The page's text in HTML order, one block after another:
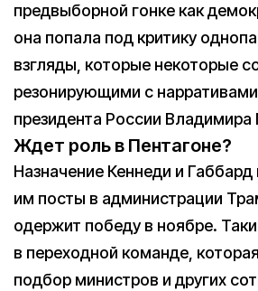
предвыборной гонке как
она попала под критику
взгляды, которые некоторые
резонирующими с
президента России Владимира
Ждет роль в Пентагоне?
Назначение Кеннеди и Габбард
им посты в администрации
одержит победу в ноябре.
в переходной команде,
подбор министров и других